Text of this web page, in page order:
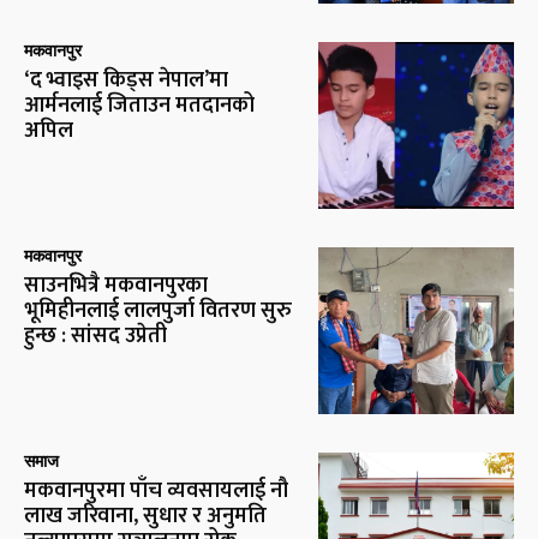
मकवानपुर
‘द भ्वाइस किड्स नेपाल’मा
आर्मनलाई जिताउन मतदानको
अपिल
मकवानपुर
साउनभित्रै मकवानपुरका
भूमिहीनलाई लालपुर्जा वितरण सुरु
हुन्छ : सांसद उप्रेती
समाज
मकवानपुरमा पाँच व्यवसायलाई नौ
लाख जरिवाना, सुधार र अनुमति